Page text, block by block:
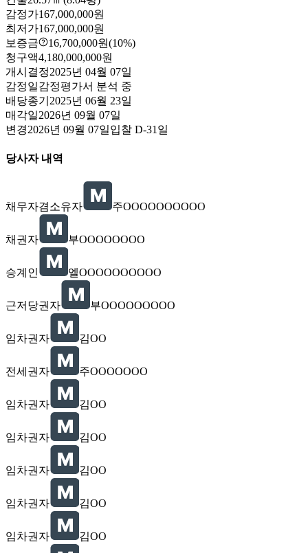
감정가167,000,000원
최저가167,000,000원
보증금
16,700,000원(10%)
청구액4,180,000,000원
개시결정2025년 04월 07일
감정일감정평가서 분석 중
배당종기 2025년 06월 23일
매각일2026년 09월 07일
변경2026년 09월 07일입찰 D-31 일
당사자 내역
채무자겸소유자 주OOOOOOOOOO
채권자 부OOOOOOOO
승계인 엘OOOOOOOOOO
근저당권자 부OOOOOOOOO
임차권자 김OO
전세권자 주OOOOOOO
임차권자 김OO
임차권자 김OO
임차권자 김OO
임차권자 김OO
임차권자 김OO